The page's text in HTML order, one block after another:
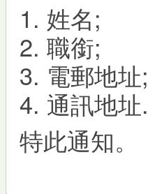
1. 姓名;
2. 職銜;
3. 電郵地址;
4. 通訊地址.
特此通知。